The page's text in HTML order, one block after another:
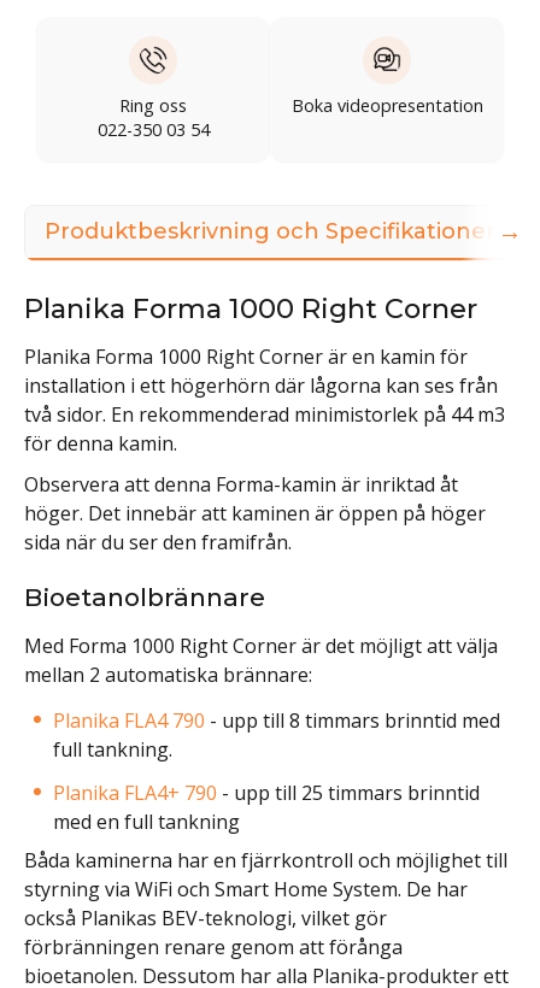
Ring oss
022-350 03 54
Boka videopresentation
Produktbeskrivning och Specifikationer
Planika Forma 1000 Right Corner
Planika Forma 1000 Right Corner är en kamin för
installation i ett högerhörn där lågorna kan ses från
två sidor. En rekommenderad minimistorlek på 44 m3
för denna kamin.
Observera att denna Forma-kamin är inriktad åt
höger. Det innebär att kaminen är öppen på höger
sida när du ser den framifrån.
Bioetanolbrännare
Med Forma 1000 Right Corner är det möjligt att välja
mellan 2 automatiska brännare:
Planika FLA4 790 - upp till 8 timmars brinntid med
full tankning.
Planika FLA4+ 790 - upp till 25 timmars brinntid
med en full tankning
Båda kaminerna har en fjärrkontroll och möjlighet till
styrning via WiFi och Smart Home System. De har
också Planikas BEV-teknologi, vilket gör
förbränningen renare genom att förånga
bioetanolen. Dessutom har alla Planika-produkter ett
→